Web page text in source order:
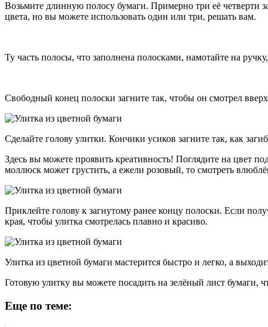
Возьмите длинную полосу бумаги. Примерно три её
цвета, но вы можете использовать один или три, решать вам.
Ту часть полосы, что заполнена полосками, намотайте на
Свободный конец полоски загните так, чтобы он смотрел
Сделайте голову улитки. Кончики усиков загните так, как
Здесь вы можете проявить креативность! Поглядите на цвет
моллюск может грустить, а ежели розовый, то смотреть
Приклейте голову к загнутому ранее концу полоски. Если
края, чтобы улитка смотрелась плавно и красиво.
Улитка из цветной бумаги мастерится быстро и легко, а
Готовую улитку вы можете посадить на зелёный лист бумаги,
Еще по теме: